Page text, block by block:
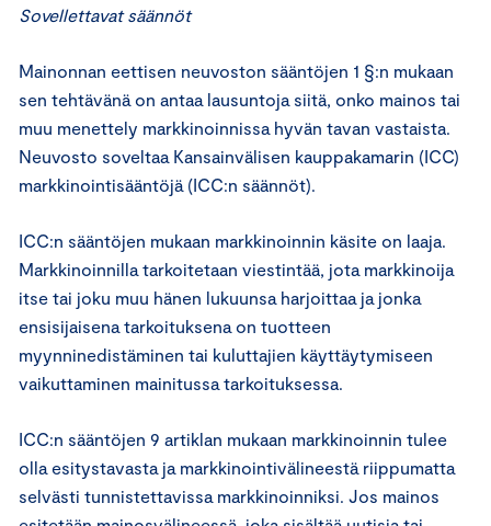
Sovellettavat säännöt
Mainonnan eettisen neuvoston sääntöjen 1 §:n mukaan
sen tehtävänä on antaa lausuntoja siitä, onko mainos tai
muu menettely markkinoinnissa hyvän tavan vastaista.
Neuvosto soveltaa Kansainvälisen kauppakamarin (ICC)
markkinointisääntöjä (ICC:n säännöt).
ICC:n sääntöjen mukaan markkinoinnin käsite on laaja.
Markkinoinnilla tarkoitetaan viestintää, jota markkinoija
itse tai joku muu hänen lukuunsa harjoittaa ja jonka
ensisijaisena tarkoituksena on tuotteen
myynninedistäminen tai kuluttajien käyttäytymiseen
vaikuttaminen mainitussa tarkoituksessa.
ICC:n sääntöjen 9 artiklan mukaan markkinoinnin tulee
olla esitystavasta ja markkinointivälineestä riippumatta
selvästi tunnistettavissa markkinoinniksi. Jos mainos